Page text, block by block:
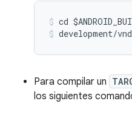
cd
development/
Para compilar un
los siguientes